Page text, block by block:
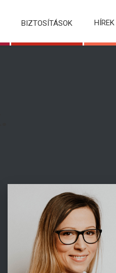
BIZTOSÍTÁSOK HÍREK
Fusce tellus odio, dapibus id,
fermentum quis, suscipit id,
erat. Fusce aliquam
vestibulum ipsum. Aliquam
erat volutpat.